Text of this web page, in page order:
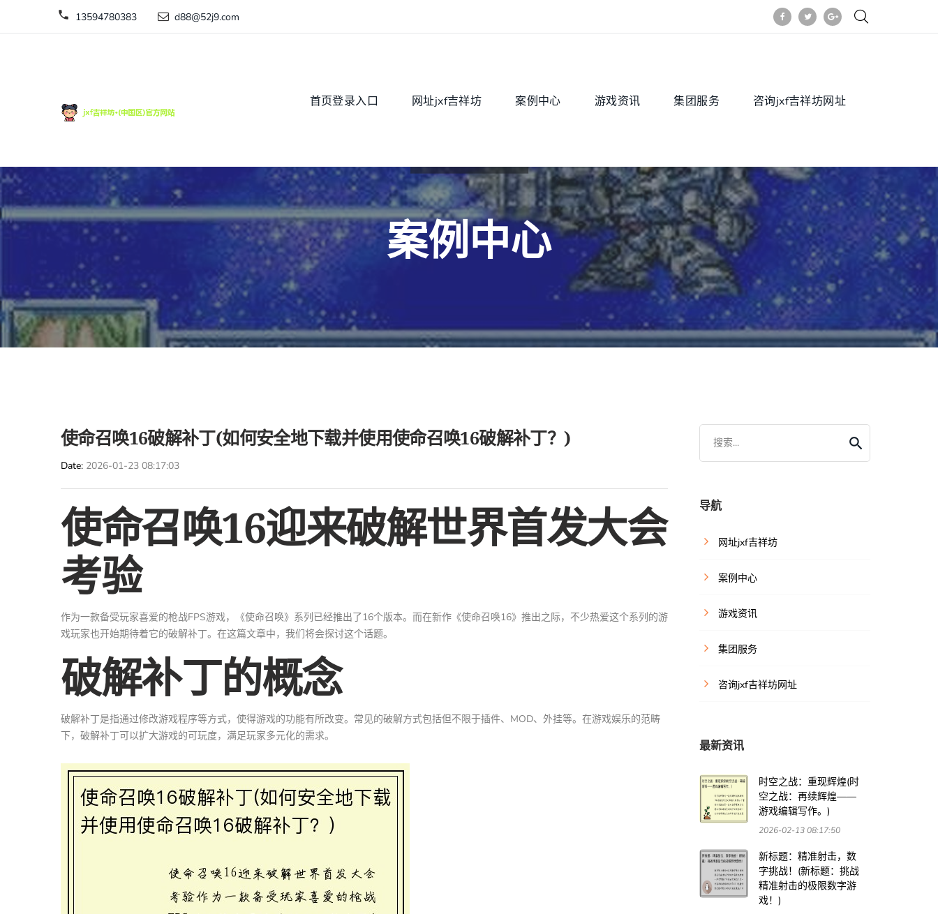
13594780383 d88@52j9.com
首页登录入口 网址jxf吉祥坊 案例中心 游戏资讯 集团服务 咨询jxf吉祥坊网址
案例中心
使命召唤16破解补丁(如何安全地下载并使用使命召唤16破解补丁？)
Date 2026-01-23 08:17:03
使命召唤16迎来破解世界首发大会
考验
作为一款备受玩家喜爱的枪战FPS游戏，《使命召唤》系列已经推出了16个版本。而在新作《使命召唤16》推出之际，不少热爱这个系列的游
戏玩家也开始期待着它的破解补丁。在这篇文章中，我们将会探讨这个话题。
破解补丁的概念
破解补丁是指通过修改游戏程序等方式，使得游戏的功能有所改变。常见的破解方式包括但不限于插件、MOD、外挂等。在游戏娱乐的范畴
下，破解补丁可以扩大游戏的可玩度，满足玩家多元化的需求。
搜索...
导航
网址jxf吉祥坊
案例中心
游戏资讯
集团服务
咨询jxf吉祥坊网址
最新资讯
时空之战：重现辉煌(时
空之战：再续辉煌——
游戏编辑写作。)
2026-02-13 08:17:50
新标题：精准射击，数
字挑战！(新标题：挑战
精准射击的极限数字游
戏！)